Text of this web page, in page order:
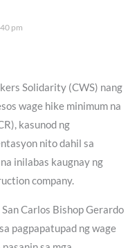
pm
Solidarity (CWS) nang
wage hike minimum na
kasunod ng
nito dahil sa
inilabas kaugnay ng
company.
Carlos Bishop Gerardo
pagpapatupad ng wage